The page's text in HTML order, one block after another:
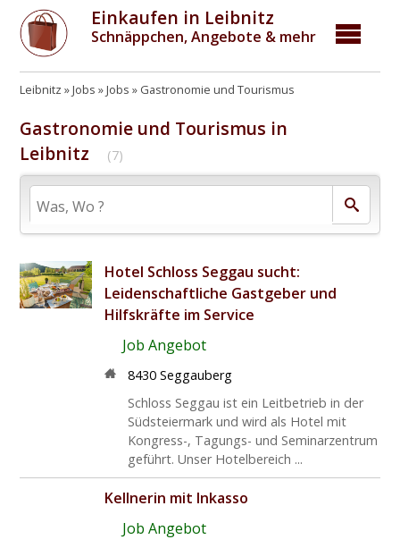
Einkaufen in Leibnitz
Schnäppchen, Angebote & mehr
Leibnitz Jobs Jobs Gastronomie und Tourismus
Gastronomie und Tourismus in
Leibnitz
(7)
Hotel Schloss Seggau sucht:
Leidenschaftliche Gastgeber und
Hilfskräfte im Service
Job Angebot
8430 Seggauberg
Schloss Seggau ist ein Leitbetrieb in der
Südsteiermark und wird als Hotel mit
Kongress-, Tagungs- und Seminarzentrum
geführt. Unser Hotelbereich ...
Kellnerin mit Inkasso
Job Angebot